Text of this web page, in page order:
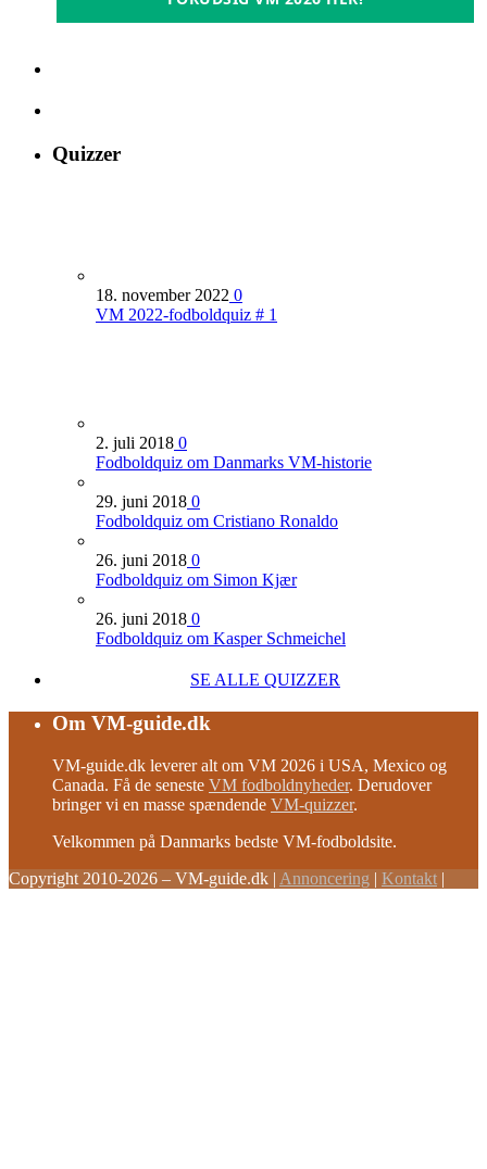
Quizzer
18. november 2022 0
VM 2022-fodboldquiz # 1
2. juli 2018 0
Fodboldquiz om Danmarks VM-historie
29. juni 2018 0
Fodboldquiz om Cristiano Ronaldo
26. juni 2018 0
Fodboldquiz om Simon Kjær
26. juni 2018 0
Fodboldquiz om Kasper Schmeichel
SE ALLE QUIZZER
Om VM-guide.dk
VM-guide.dk leverer alt om VM 2026 i USA, Mexico og
Canada. Få de seneste VM fodboldnyheder. Derudover
bringer vi en masse spændende VM-quizzer.
Velkommen på Danmarks bedste VM-fodboldsite.
Copyright 2010-2026 – VM-guide.dk | Annoncering | Kontakt |